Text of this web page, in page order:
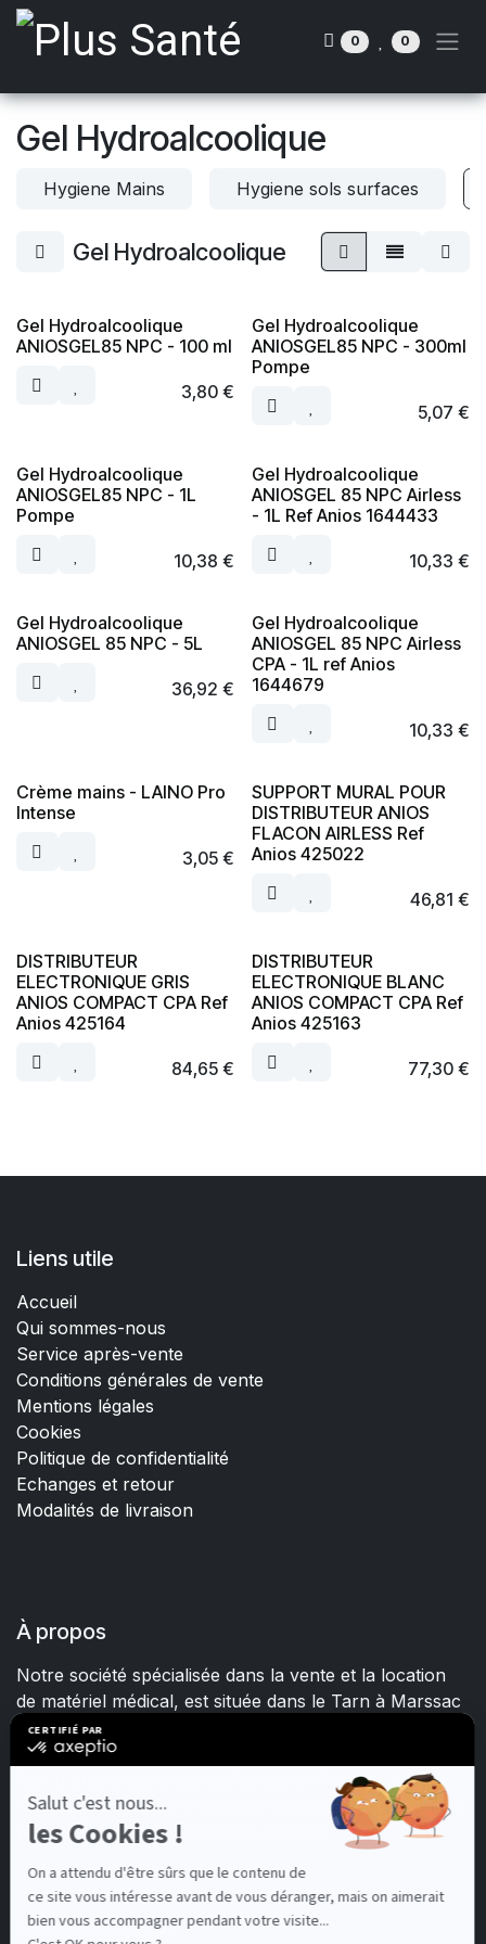
Se rendre au contenu
0 0
Gel Hydroalcoolique
Hygiene Mains Hygiene sols surfaces
Gel Hydroalcoolique
Gel Hydroalcoolique
ANIOSGEL85 NPC - 100 ml
3,80€
Gel Hydroalcoolique
ANIOSGEL85 NPC - 300ml
Pompe
5,07 €
Gel Hydroalcoolique
ANIOSGEL85 NPC - 1L
Pompe
10,38 €
Gel Hydroalcoolique
ANIOSGEL 85 NPC Airless
- 1L Ref Anios 1644433
10,33 €
Gel Hydroalcoolique
ANIOSGEL 85 NPC - 5L
36,92 €
Gel Hydroalcoolique
ANIOSGEL 85 NPC Airless
CPA - 1L ref Anios
1644679
10,33 €
Crème mains - LAINO Pro
Intense
3,05€
SUPPORT MURAL POUR
DISTRIBUTEUR ANIOS
FLACON AIRLESS Ref
Anios 425022
46,81 €
DISTRIBUTEUR
ELECTRONIQUE GRIS
ANIOS COMPACT CPA Ref
Anios 425164
84,65€
DISTRIBUTEUR
ELECTRONIQUE BLANC
ANIOS COMPACT CPA Ref
Anios 425163
77,30€
Liens utile
Accueil
Qui sommes-nous
Service après-vente
Conditions générales de vente
Mentions légales
Cookies
Politique de confidentialité
Echanges et retour
Modalités de livraison
À propos
Notre société spécialisée dans la vente et la location
de matériel médical, est située dans le Tarn à Marssac
sur Tarn.
Fort d'une expérience et d'un savoir-faire de plus de
15 ans, nous mettons quotidiennement tout en œuvre
pour satisfaire les besoins de chacun.
Contactez-nous